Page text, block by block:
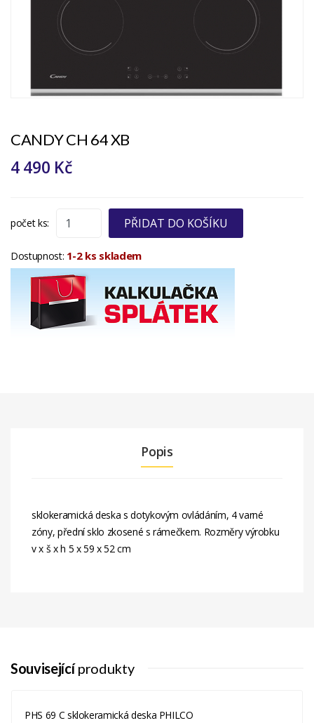
CANDY CH 64 XB
4 490 Kč
počet ks: PŘIDAT DO KOŠÍKU
Dostupnost: 1-2 ks skladem
Popis
sklokeramická deska s dotykovým ovládáním, 4 varné
zóny, přední sklo zkosené s rámečkem. Rozměry výrobku
v x š x h 5 x 59 x 52 cm
Související produkty
PHS 69 C sklokeramická deska PHILCO